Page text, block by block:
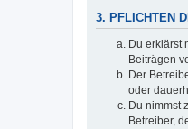
3. PFLICHTEN
Du erklärst
Beiträgen
Der
oder
Du nimmst
Betreiber,